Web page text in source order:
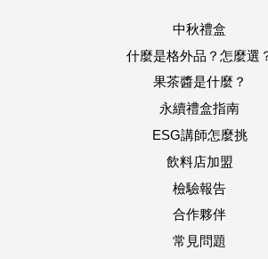
中秋禮盒
什麼是格外品？怎麼選
果茶醬是什麼？
永續禮盒指南
ESG講師怎麼挑
飲料店加盟
檢驗報告
合作夥伴
常見問題